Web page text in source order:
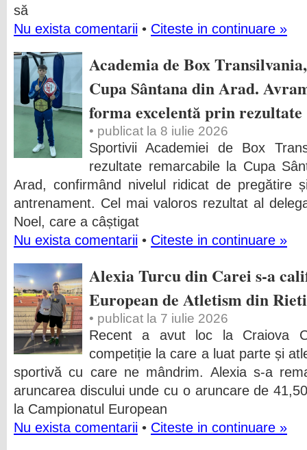
să
Nu exista comentarii • Citeste in continuare »
Academia de Box
Cupa Sântana din Arad.
forma excelentă prin rezultate
• publicat la 8 iulie 2026
Sportivii Academiei de Box
rezultate remarcabile la Cupa
Arad, confirmând nivelul ridicat de pregătire
antrenament. Cel mai valoros rezultat al
Noel, care a câștigat
Nu exista comentarii • Citeste in continuare »
Alexia Turcu din Carei s-a
European de Atletism din
• publicat la 7 iulie 2026
Recent a avut loc la Craiova
competiție la care a luat parte și
sportivă cu care ne mândrim. Alexia s-a
aruncarea discului unde cu o aruncare de
la Campionatul European
Nu exista comentarii • Citeste in continuare »